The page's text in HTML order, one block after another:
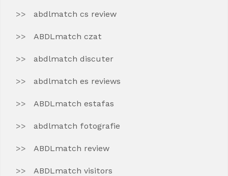
abdlmatch cs review
ABDLmatch czat
abdlmatch discuter
abdlmatch es reviews
ABDLmatch estafas
abdlmatch fotografie
ABDLmatch review
ABDLmatch visitors